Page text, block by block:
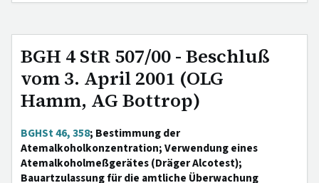
BGH 4 StR 507/00 - Beschluß
vom 3. April 2001 (OLG
Hamm, AG Bottrop)
BGHSt 46, 358; Bestimmung der
Atemalkoholkonzentration; Verwendung eines
Atemalkoholmeßgerätes (Dräger Alcotest);
Bauartzulassung für die amtliche Überwachung